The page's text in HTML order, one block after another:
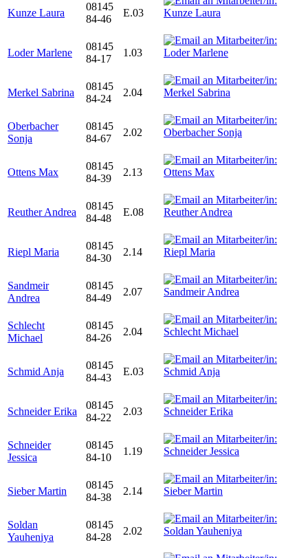
Kunze Laura
08145
84-46
E.03
Loder Marlene
08145
84-17
1.03
Merkel Sabrina
08145
84-24
2.04
Oberbacher
Sonja
08145
84-67
2.02
Ottens Max
08145
84-39
2.13
Reuther Andrea
08145
84-48
E.08
Riepl Maria
08145
84-30
2.14
Sandmeir
Andrea
08145
84-49
2.07
Schlecht
Michael
08145
84-26
2.04
Schmid Anja
08145
84-43
E.03
Schneider Erika
08145
84-22
2.03
Schneider
Jessica
08145
84-10
1.19
Sieber Martin
08145
84-38
2.14
Soldan
Yauheniya
08145
84-28
2.02